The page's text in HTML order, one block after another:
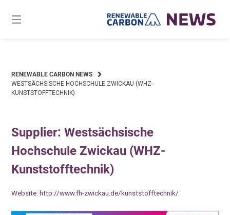
content
RENEWABLE CARBON NEWS
WESTSÄCHSISCHE HOCHSCHULE ZWICKAU (WHZ-
KUNSTSTOFFTECHNIK)
Supplier: Westsächsische
Hochschule Zwickau (WHZ-
Kunststofftechnik)
Website:http://www.fh-zwickau.de/kunststofftechnik/